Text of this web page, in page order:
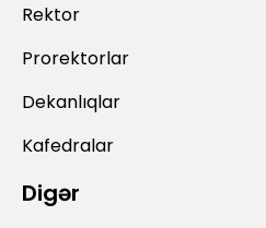
Rektor
Prorektorlar
Dekanlıqlar
Kafedralar
Digər